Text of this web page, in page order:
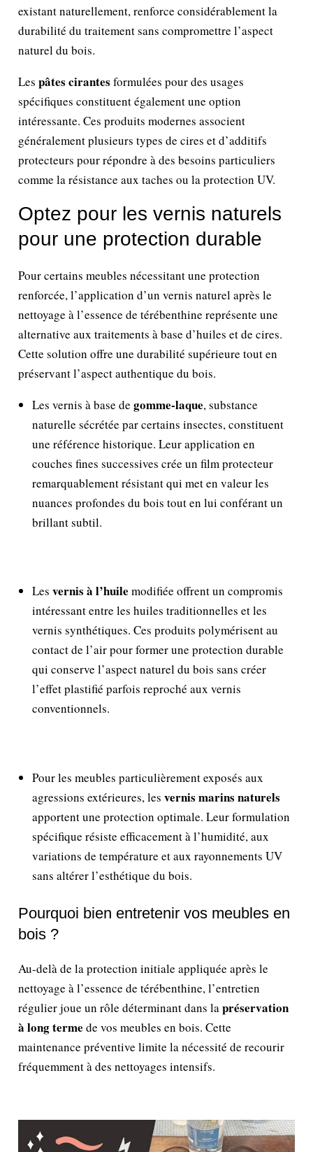
existant naturellement, renforce considérablement la
durabilité du traitement sans compromettre l’aspect
naturel du bois.
Lespâtes cirantes formulées pour des usages
spécifiques constituent également une option
intéressante. Ces produits modernes associent
généralement plusieurs types de cires et d’additifs
protecteurs pour répondre à des besoins particuliers
comme la résistance aux taches ou la protection UV.
Optez pour les vernis naturels
pour une protection durable
Pour certains meubles nécessitant une protection
renforcée, l’application d’un vernis naturel après le
nettoyage à l’essence de térébenthine représente une
alternative aux traitements à base d’huiles et de cires.
Cette solution offre une durabilité supérieure tout en
préservant l’aspect authentique du bois.
Les vernis à base degomme-laque, substance
naturelle sécrétée par certains insectes, constituent
une référence historique. Leur application en
couches fines successives crée un film protecteur
remarquablement résistant qui met en valeur les
nuances profondes du bois tout en lui conférant un
brillant subtil.
Lesvernis à l’huile modifiée offrent un compromis
intéressant entre les huiles traditionnelles et les
vernis synthétiques. Ces produits polymérisent au
contact de l’air pour former une protection durable
qui conserve l’aspect naturel du bois sans créer
l’effet plastifié parfois reproché aux vernis
conventionnels.
Pour les meubles particulièrement exposés aux
agressions extérieures, lesvernis marins naturels
apportent une protection optimale. Leur formulation
spécifique résiste efficacement à l’humidité, aux
variations de température et aux rayonnements UV
sans altérer l’esthétique du bois.
Pourquoi bien entretenir vos meubles en
bois ?
Au-delà de la protection initiale appliquée après le
nettoyage à l’essence de térébenthine, l’entretien
régulier joue un rôle déterminant dans lapréservation
à long terme de vos meubles en bois. Cette
maintenance préventive limite la nécessité de recourir
fréquemment à des nettoyages intensifs.